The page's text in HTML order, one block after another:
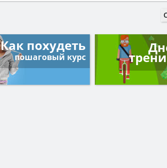
Как похудеть
пошаговый курс